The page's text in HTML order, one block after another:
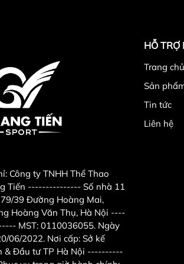
lượng: Gang có mật độ cao, do đó
tạo ra một trọng lượng đủ để tăng
Độ bền: Gang có khả năng chịu lực và
có thể chịu được các cuộn, va đập và
định: Gang là một chất liệu ổn định và
Công ty TNHH Thể Thao
Tiến --------------- Số nhà 11
39 Đường Hoàng Mai,
Hoàng Văn Thụ, Hà Nội ----
MST: 0110036055. Ngày
06/2022. Nơi cấp: Sở kế
& Đầu tư TP Hà Nội ----------
HỖ TRỢ
Trang chủ
Sản
Tin tức
Liên hệ